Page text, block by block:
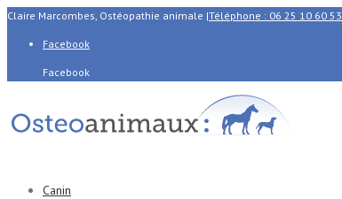
Claire Marcombes, Ostéopathie animale |Téléphone : 06 25 10 60 53
Facebook
Facebook
Canin